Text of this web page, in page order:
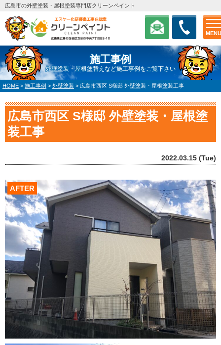
MENU
広島市の外壁塗装・屋根塗装専門店クリーンペイント
施工事例
外壁塗装・屋根塗替えなど施工事例をご覧下さい
HOME > 施工事例 > 外壁塗装 > 広島市西区 S様邸 外壁塗装・屋根塗装工事
広島市西区 S様邸 外壁塗装・屋根塗
装工事
2022.03.15 (Tue)
AFTER